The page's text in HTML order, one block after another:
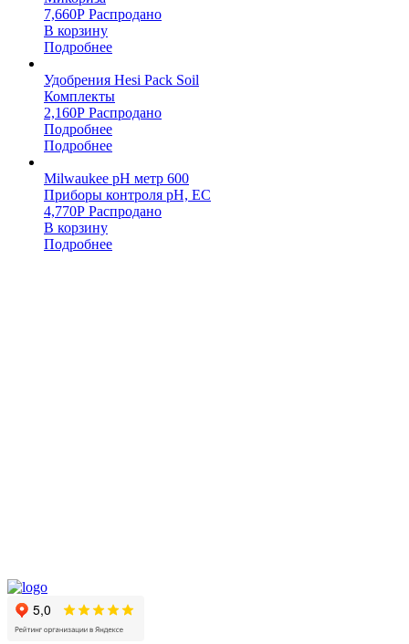
7,660Р Распродано
В корзину
Подробнее
Удобрения Hesi Pack Soil
Комплекты
2,160Р Распродано
Подробнее
Подробнее
Milwaukee pH метр 600
Приборы контроля pH, EC
4,770Р Распродано
В корзину
Подробнее